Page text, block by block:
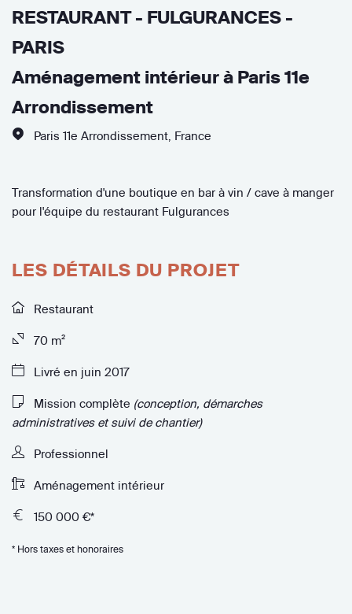
RESTAURANT - FULGURANCES -
PARIS
Aménagement intérieur à Paris 11e
Arrondissement
Paris 11e Arrondissement France
Transformation d'une boutique en bar à vin / cave à manger
pour l'équipe du restaurant Fulgurances
LES DÉTAILS DU PROJET
Restaurant
70 m²
Livré en juin 2017
Mission complète (conception, démarches
administratives et suivi de chantier)
Professionnel
Aménagement intérieur
150 000 €*
* Hors taxes et honoraires